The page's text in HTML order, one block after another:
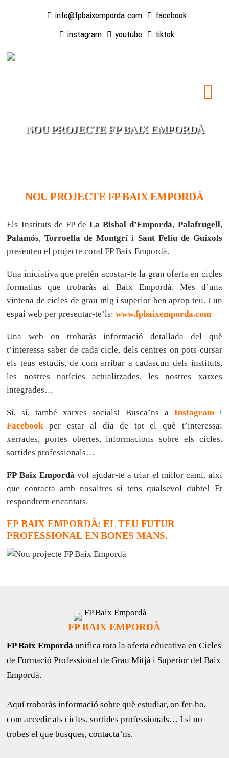
info@fpbaixemporda.com
facebook
instagram
youtube tiktok
NOU PROJECTE FP BAIX EMPORDÀ
NOU PROJECTE FP BAIX EMPORDÀ
Els Instituts de FP deLa Bisbal d’Empordà, Palafrugell,
Palamós,Torroella de Montgrí i Sant Feliu de Guíxols
presenten el projecte coral FP Baix Empordà.
Una iniciativa que pretén acostar-te la gran oferta en cicles
formatius que trobaràs al Baix Empordà. Més d’una
vintena de cicles de grau mig i superior ben aprop teu. I un
espai web per presentar-te’ls:www.fpbaixemporda.com
Una web on trobaràs informació detallada del què
t’interessa saber de cada cicle, dels centres on pots cursar
els teus estudis, de com arribar a cadascun dels instituts,
les nostres notícies actualitzades, les nostres xarxes
integrades…
Sí, sí, també xarxes socials! Busca’ns a Instagrami
Facebookper estar al dia de tot el què t’interessa:
xerrades, portes obertes, informacions sobre els cicles,
sortides professionals…
FP Baix Empordà vol ajudar-te a triar el millor camí, així
que contacta amb nosaltres si tens qualsevol dubte! Et
respondrem encantats.
FP BAIX EMPORDÀ: EL TEU FUTUR
PROFESSIONAL EN BONES MANS.
FP BAIX EMPORDÀ
FP Baix Empordàunifica tota la oferta educativa en Cicles
de Formació Professional de Grau Mitjà i Superior del Baix
Empordà.
Aquí trobaràs informació sobre què estudiar, on fer-ho,
com accedir als cicles, sortides professionals… I si no
trobes el que busques, contacta’ns.